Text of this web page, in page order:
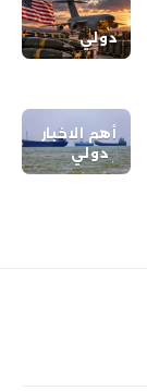
دولي
أهم الاخبار
دولي